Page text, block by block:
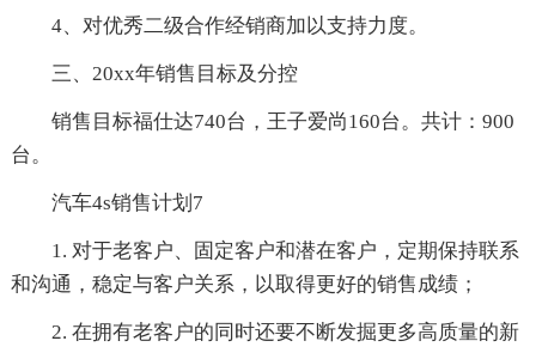
4、对优秀二级合作经销商加以支持力度。
三、20xx年销售目标及分控
销售目标福仕达740台，王子爱尚160台。共计：900
台。
汽车4s销售计划7
1. 对于老客户、固定客户和潜在客户，定期保持联系
和沟通，稳定与客户关系，以取得更好的销售成绩；
2. 在拥有老客户的同时还要不断发掘更多高质量的新